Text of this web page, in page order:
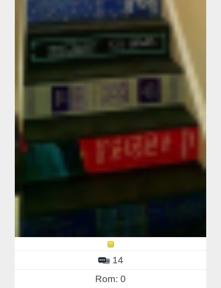
14
Rom: 0